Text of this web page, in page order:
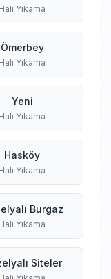
Halı Yıkama
Ömerbey
Halı Yıkama
Yeni
Halı Yıkama
Hasköy
Halı Yıkama
Burgaz
Halı Yıkama
Siteler